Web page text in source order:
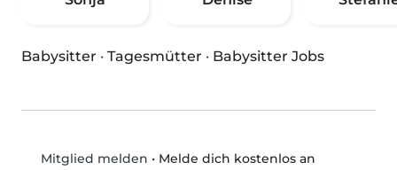
Babysitter · Tagesmütter · Babysitter Jobs
Mitglied melden • Melde dich kostenlos an